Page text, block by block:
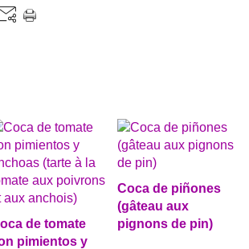
de tomate
pimientos y
Coca de piñones
(gâteau aux
pignons de pin)